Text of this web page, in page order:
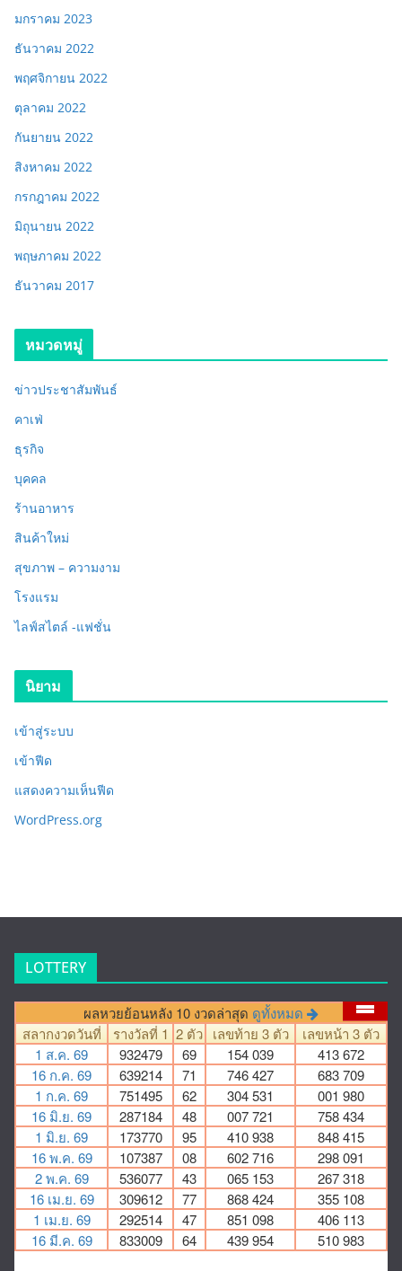
มกราคม 2023
ธันวาคม 2022
พฤศจิกายน 2022
ตุลาคม 2022
กันยายน 2022
สิงหาคม 2022
กรกฎาคม 2022
มิถุนายน 2022
พฤษภาคม 2022
ธันวาคม 2017
หมวดหมู่
ข่าวประชาสัมพันธ์
คาเฟ่
ธุรกิจ
บุคคล
ร้านอาหาร
สินค้าใหม่
สุขภาพ – ความงาม
โรงแรม
ไลฟ์สไตล์ -แฟชั่น
นิยาม
เข้าสู่ระบบ
เข้าฟีด
แสดงความเห็นฟีด
WordPress.org
LOTTERY